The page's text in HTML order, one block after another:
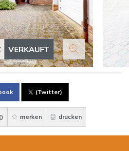
VERKAUFT
(Twitter)
) merken drucken